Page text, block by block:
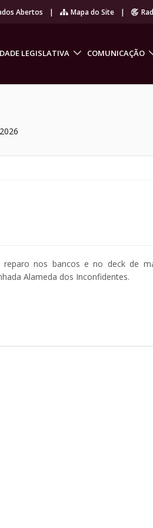
Abertos | Mapa do Site |
LEGISLATIVA COMUNICAÇÃO
reparo nos bancos e no deck de
Alameda dos Inconfidentes.